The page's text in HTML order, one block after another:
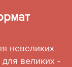
невеликих
для великих -